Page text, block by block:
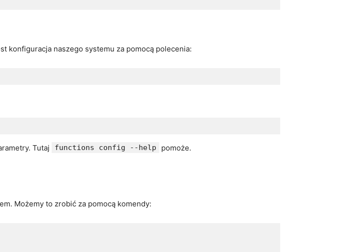
konfiguracja naszego systemu za pomocą polecenia:
Tutaj functions config --help pomoże.
Możemy to zrobić za pomocą komendy: